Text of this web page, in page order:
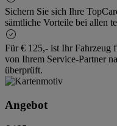
Sichern Sie sich Ihre
sämtliche Vorteile bei allen
Für € 125,- ist Ihr Fahrzeug
von Ihrem Service-Partner
überprüft.
Angebot